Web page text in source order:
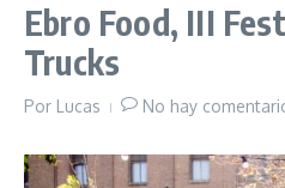
Ebro Food, III
Trucks
Por Lucas No hay